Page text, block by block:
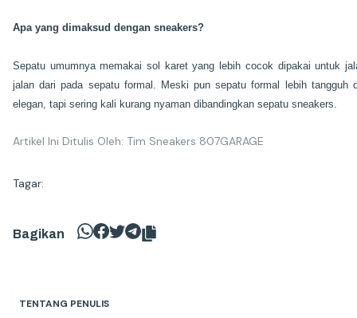
Apa yang dimaksud dengan sneakers?
Sepatu umumnya memakai sol karet yang lebih cocok dipakai untuk
jalan dari pada sepatu formal. Meski pun sepatu formal lebih tangguh
elegan, tapi sering kali kurang nyaman dibandingkan sepatu sneakers.
Artikel Ini Ditulis Oleh: Tim Sneakers 807GARAGE
Tagar:
Bagikan
TENTANG PENULIS